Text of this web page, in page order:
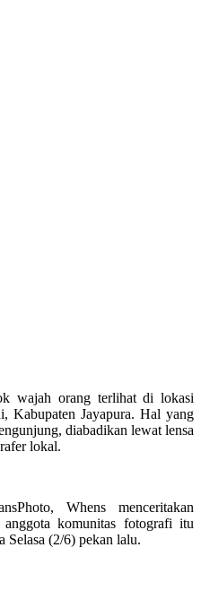
wajah orang terlihat di lokasi
Kabupaten Jayapura. Hal yang
diabadikan lewat lensa
lokal.
Whens menceritakan
anggota komunitas fotografi itu
Selasa (2/6) pekan lalu.